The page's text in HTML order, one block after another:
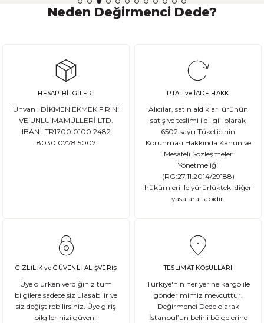
hakkında bilgi edineceksiniz. Ayrıca, glutensiz yaşam tarzını
benimsemek isteyenler için ipuçları ve öneriler de sunacağız.
Neden Değirmenci Dede?
HESAP BİLGİLERİ
Ünvan : DİKMEN EKMEK FIRINI
VE UNLU MAMÜLLERİ LTD.
IBAN : TR1700 0100 2482
8030 0778 5007
İPTAL ve İADE HAKKI
Alıcılar, satın aldıkları ürünün
satış ve teslimi ile ilgili olarak
6502 sayılı Tüketicinin
Korunması Hakkında Kanun ve
Mesafeli Sözleşmeler
Yönetmeliği
(RG:27.11.2014/29188)
hükümleri ile yürürlükteki diğer
yasalara tabidir.
GİZLİLİK ve GÜVENLİ ALIŞVERİŞ
Üye olurken verdiğiniz tüm
bilgilere sadece siz ulaşabilir ve
siz değiştirebilirsiniz. Üye giriş
bilgilerinizi güvenli
TESLİMAT KOŞULLARI
Türkiye'nin her yerine kargo ile
gönderimimiz mevcuttur.
Değirmenci Dede olarak
İstanbul’un belirli bölgelerine